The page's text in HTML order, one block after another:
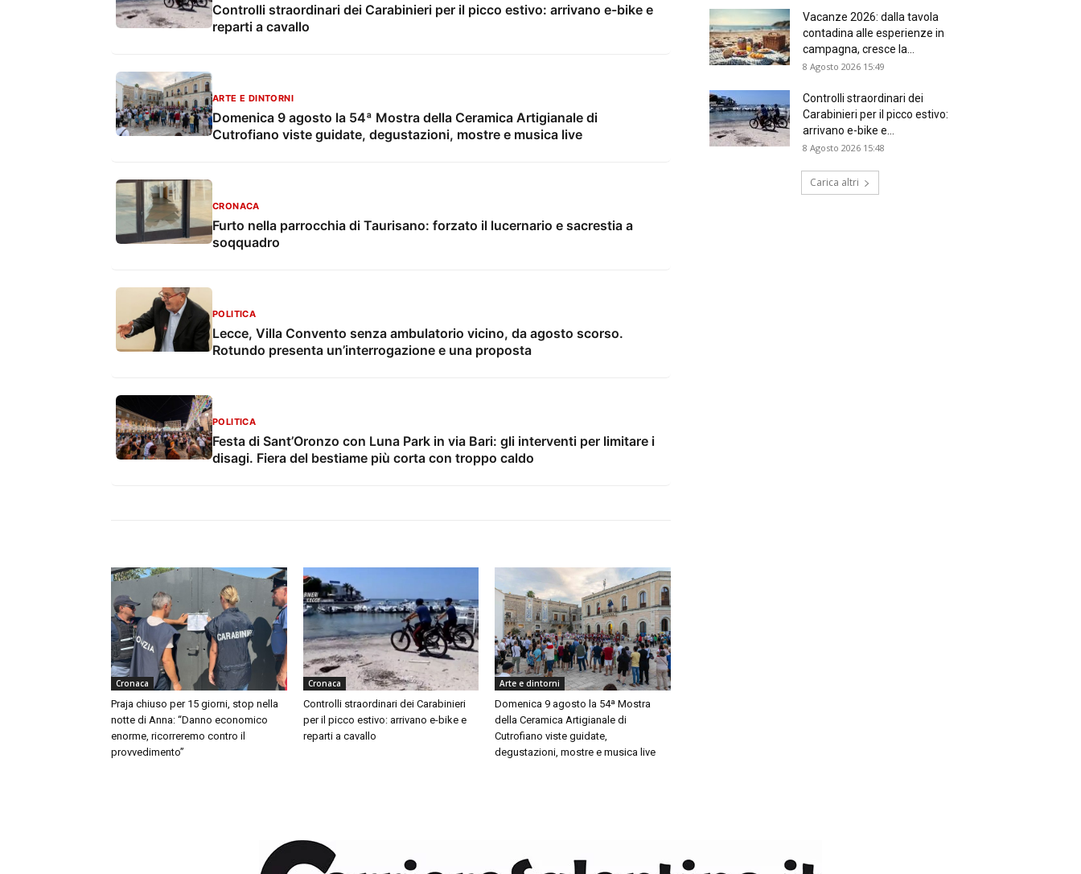
Controlli straordinari dei Carabinieri per il picco estivo: arrivano e-bike e
reparti a cavallo
ARTE E DINTORNI
Domenica 9 agosto la 54ª Mostra della Ceramica Artigianale di
Cutrofiano viste guidate, degustazioni, mostre e musica live
CRONACA
Furto nella parrocchia di Taurisano: forzato il lucernario e sacrestia a
soqquadro
POLITICA
Lecce, Villa Convento senza ambulatorio vicino, da agosto scorso.
Rotundo presenta un’interrogazione e una proposta
POLITICA
Festa di Sant’Oronzo con Luna Park in via Bari: gli interventi per limitare i
disagi. Fiera del bestiame più corta con troppo caldo
Cronaca
Praja chiuso per 15 giorni, stop nella
notte di Anna: “Danno economico
enorme, ricorreremo contro il
provvedimento”
Cronaca
Controlli straordinari dei Carabinieri
per il picco estivo: arrivano e-bike e
reparti a cavallo
Arte e dintorni
Domenica 9 agosto la 54ª Mostra
della Ceramica Artigianale di
Cutrofiano viste guidate,
degustazioni, mostre e musica live
Vacanze 2026: dalla tavola
contadina alle esperienze in
campagna, cresce la...
8 Agosto 2026 15:49
Controlli straordinari dei
Carabinieri per il picco estivo:
arrivano e-bike e...
8 Agosto 2026 15:48
Carica altri